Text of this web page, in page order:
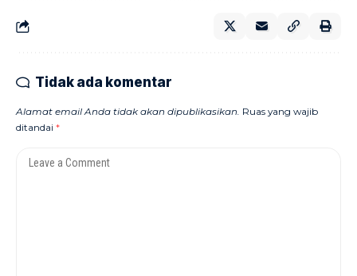
Tidak ada komentar
Alamat email Anda tidak akan dipublikasikan. Ruas yang wajib
ditandai *